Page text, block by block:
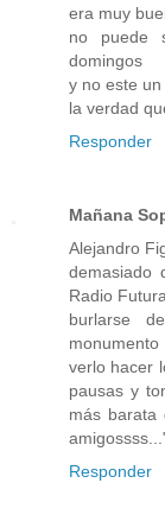
era muy
no puede
domingos
y no este
la verdad
Responder
Mañana
Alejandro
demasiado
Radio
burlarse
monumento
verlo hacer
pausas y
más barata
Responder